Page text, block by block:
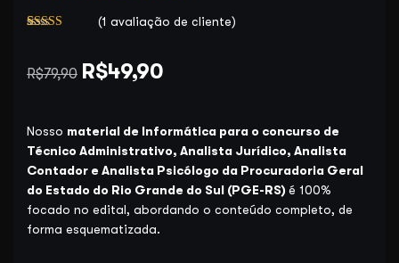
de 5, com
baseado em
(1 avaliação de cliente)
R$79,90
O
era:
R$79,90.
R$49,90
é:
R$49,90.
Nosso material de Informática para o concurso de
Técnico Administrativo, Analista Jurídico, Analista
Contador e Analista Psicólogo da Procuradoria Geral
do Estado do Rio Grande do Sul (PGE-RS) é 100%
focado no edital, abordando o conteúdo completo, de
forma esquematizada.